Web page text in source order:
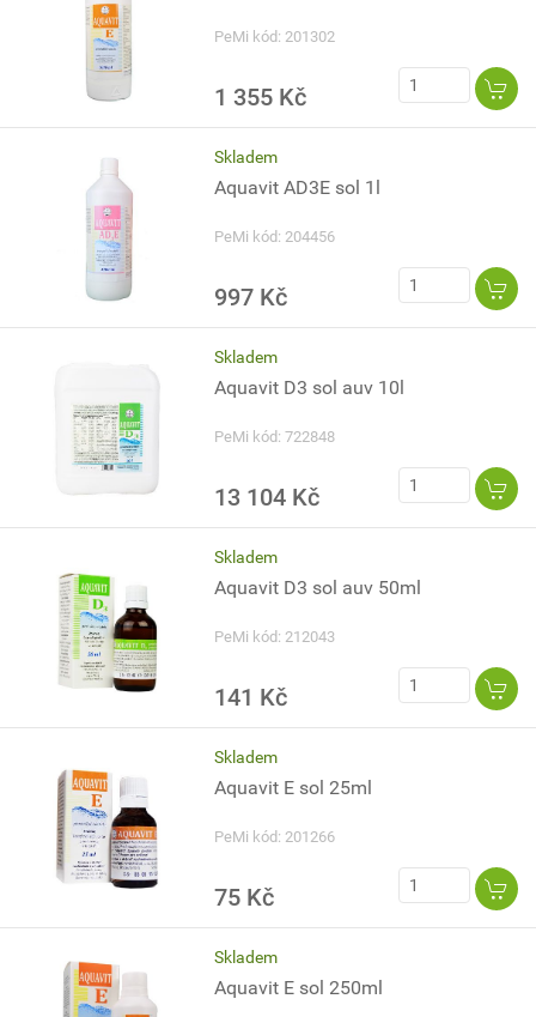
PeMi kód: 201302
1 355 Kč
Skladem
Aquavit AD3E sol 1l
PeMi kód: 204456
997 Kč
Skladem
Aquavit D3 sol auv 10l
PeMi kód: 722848
13 104 Kč
Skladem
Aquavit D3 sol auv 50ml
PeMi kód: 212043
141 Kč
Skladem
Aquavit E sol 25ml
PeMi kód: 201266
75 Kč
Skladem
Aquavit E sol 250ml